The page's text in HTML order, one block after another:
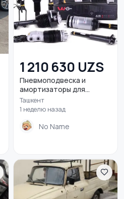
1 210 630 UZS
Пневмоподвеска и
амортизаторы для
иномар...
Ташкент
1 неделю назад
No Name